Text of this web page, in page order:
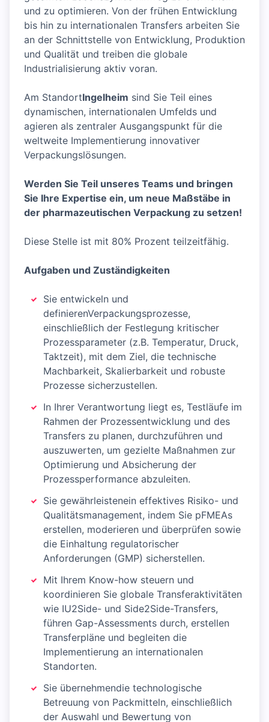
und zu optimieren. Von der frühen Entwicklung
bis hin zu internationalen Transfers arbeiten Sie
an der Schnittstelle von Entwicklung, Produktion
und Qualität und treiben die globale
Industrialisierung aktiv voran.
Am StandortIngelheim sind Sie Teil eines
dynamischen, internationalen Umfelds und
agieren als zentraler Ausgangspunkt für die
weltweite Implementierung innovativer
Verpackungslösungen.
Werden Sie Teil unseres Teams und bringen
Sie Ihre Expertise ein, um neue Maßstäbe in
der pharmazeutischen Verpackung zu setzen!
Diese Stelle ist mit 80% Prozent teilzeitfähig.
Aufgaben und Zuständigkeiten
Sie entwickeln und
definierenVerpackungsprozesse,
einschließlich der Festlegung kritischer
Prozessparameter (z.B. Temperatur, Druck,
Taktzeit), mit dem Ziel, die technische
Machbarkeit, Skalierbarkeit und robuste
Prozesse sicherzustellen.
In Ihrer Verantwortung liegt es, Testläufe im
Rahmen der Prozessentwicklung und des
Transfers zu planen, durchzuführen und
auszuwerten, um gezielte Maßnahmen zur
Optimierung und Absicherung der
Prozessperformance abzuleiten.
Sie gewährleistenein effektives Risiko- und
Qualitätsmanagement, indem Sie pFMEAs
erstellen, moderieren und überprüfen sowie
die Einhaltung regulatorischer
Anforderungen (GMP) sicherstellen.
Mit Ihrem Know-how steuern und
koordinieren Sie globale Transferaktivitäten
wie IU2Side- und Side2Side-Transfers,
führen Gap-Assessments durch, erstellen
Transferpläne und begleiten die
Implementierung an internationalen
Standorten.
Sie übernehmendie technologische
Betreuung von Packmitteln, einschließlich
der Auswahl und Bewertung von